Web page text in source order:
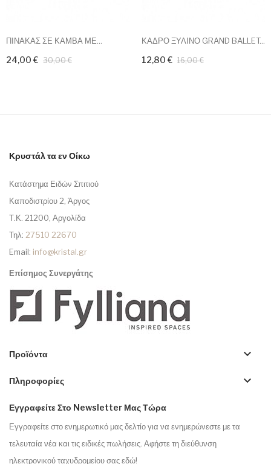
ΠΙΝΑΚΑΣ ΣΕ ΚΑΜΒΑ ΜΕ...
24,00 € 30,00 €
ΚΑΔΡΟ ΞΥΛΙΝΟ GRAND BALLET...
12,80 € 16,00 €
Κρυστάλ τα εν Οίκω
Κατάστημα Ειδών Σπιτιού
Καποδιστρίου 2, Άργος
Τ.Κ. 21200, Αργολίδα
Τηλ: 27510 22670
Email: info@kristal.gr
Επίσημος Συνεργάτης
Προϊόντα keyboard_arrow_down
Πληροφορίες keyboard_arrow_down
Εγγραφείτε Στο Newsletter Μας Τώρα
Εγγραφείτε στο ενημερωτικό μας δελτίο για να ενημερώνεστε με τα
τελευταία νέα και τις ειδικές πωλήσεις. Αφήστε τη διεύθυνση
ηλεκτρονικού ταχυδρομείου σας εδώ!